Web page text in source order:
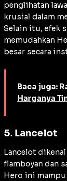
penglihatan
krusial dalam
Selain itu, efek
memudahkan
besar secara
Baca juga:
Harganya
5. Lancelot
Lancelot
flamboyan dan
Hero ini